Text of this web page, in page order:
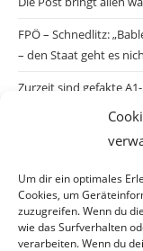
Um dir ein optimales
Cookies, um
zuzugreifen. Wenn du
wie das Surfverhalten
verarbeiten. Wenn du
FPÖ – Schnedlitz:
– den Staat geht es
Zurzeit sind gefakte
Salzburgs Juden und
die Gefahr endlich
Biologisches Wunder in
Ein vermeintliches